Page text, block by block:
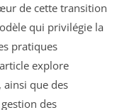
de cette transition
qui privilégie la
pratiques
explore
ainsi que des
des